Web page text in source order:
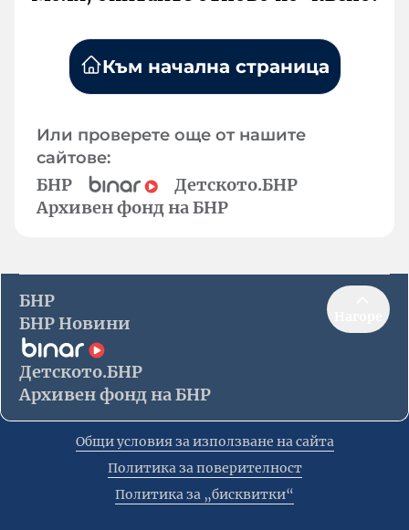
Към начална страница
Или проверете още от нашите
сайтове:
БНР
Детското.БНР
Архивен фонд на БНР
БНР
БНР Новини
Детското.БНР
Архивен фонд на БНР
Общи условия за използване на сайта
Политика за поверителност
Политика за „бисквитки“